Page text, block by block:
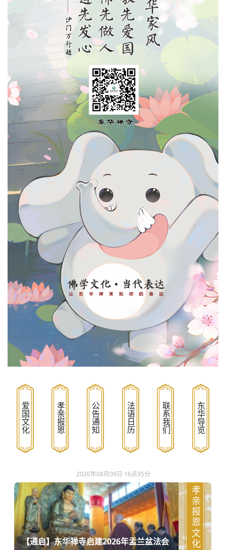
爱国文化 孝亲报恩 公告通知 法语日历 联系我们 东华导览
2026年08月09日 16点35分
【通启】东华禅寺启建2026年盂兰盆法会 孝亲报恩文化